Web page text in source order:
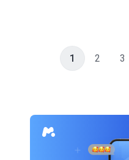
1 2 3